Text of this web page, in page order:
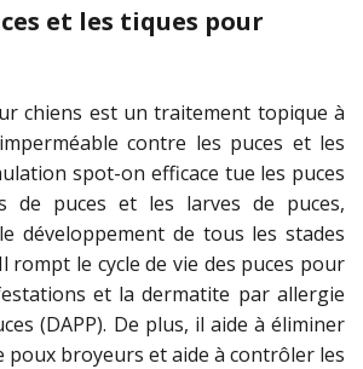
et les tiques pour
chiens est un traitement topique à
contre les puces et les
spot-on efficace tue les puces
de puces et les larves de puces,
développement de tous les stades
rompt le cycle de vie des puces pour
et la dermatite par allergie
(DAPP). De plus, il aide à éliminer
poux broyeurs et aide à contrôler les